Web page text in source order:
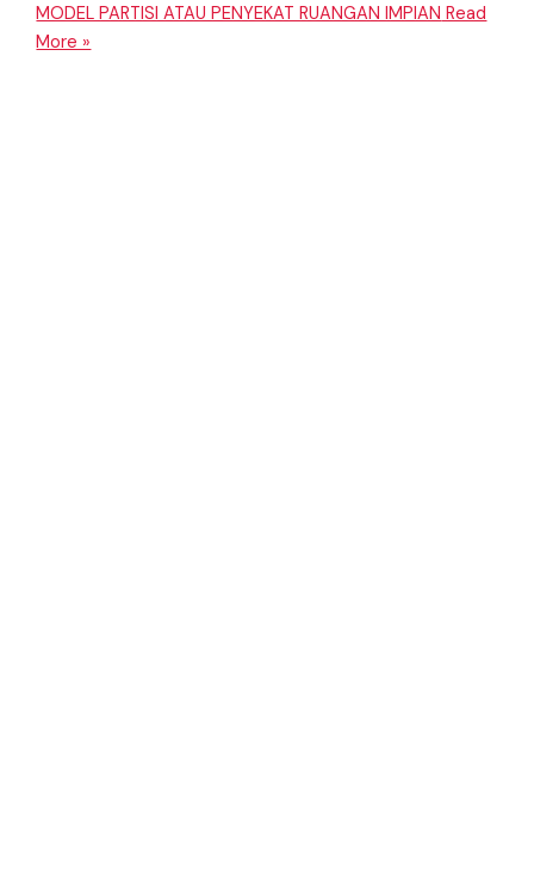
MODEL PARTISI ATAU PENYEKAT RUANGAN IMPIAN Read
More »